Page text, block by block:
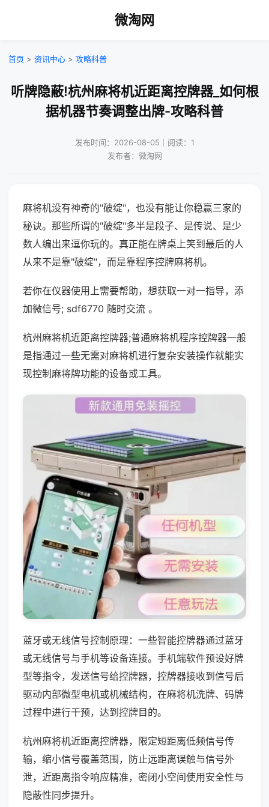
微淘网
首页 > 资讯中心 > 攻略科普
听牌隐蔽!杭州麻将机近距离控牌器_如何根
据机器节奏调整出牌-攻略科普
发布时间：2026-08-05｜阅读：1
发布者：微淘网
麻将机没有神奇的"破绽"，也没有能让你稳赢三家的
秘诀。那些所谓的"破绽"多半是段子、是传说、是少
数人编出来逗你玩的。真正能在牌桌上笑到最后的人
从来不是靠"破绽"，而是靠程序控牌麻将机。
若你在仪器使用上需要帮助，想获取一对一指导，添
加微信号; sdf6770 随时交流 。
杭州麻将机近距离控牌器;普通麻将机程序控牌器一般
是指通过一些无需对麻将机进行复杂安装操作就能实
现控制麻将牌功能的设备或工具。
蓝牙或无线信号控制原理：一些智能控牌器通过蓝牙
或无线信号与手机等设备连接。手机端软件预设好牌
型等指令，发送信号给控牌器，控牌器接收到信号后
驱动内部微型电机或机械结构，在麻将机洗牌、码牌
过程中进行干预，达到控牌目的。
杭州麻将机近距离控牌器，限定短距离低频信号传
输，缩小信号覆盖范围，防止远距离误触与信号外
泄，近距离指令响应精准，密闭小空间使用安全性与
隐蔽性同步提升。